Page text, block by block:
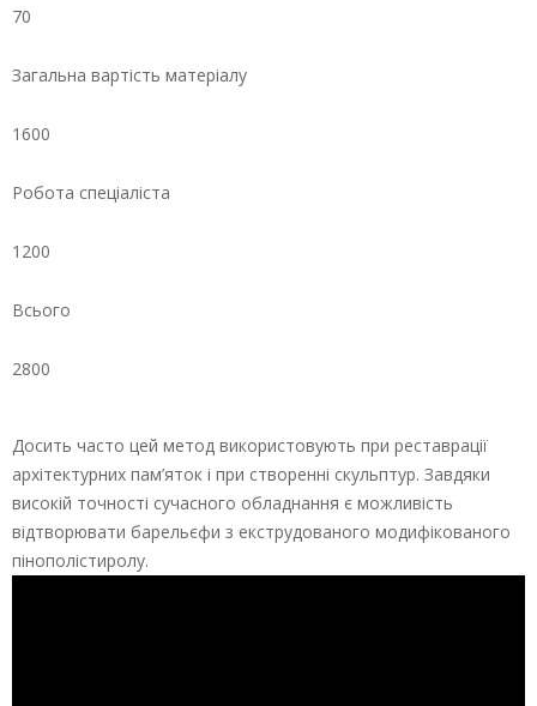
70
Загальна вартість матеріалу
1600
Робота спеціаліста
1200
Всього
2800
Досить часто цей метод використовують при реставрації
архітектурних пам’яток і при створенні скульптур. Завдяки
високій точності сучасного обладнання є можливість
відтворювати барельєфи з екструдованого модифікованого
пінополістиролу.